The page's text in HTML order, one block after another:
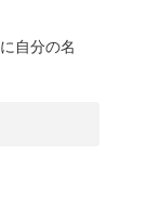
自分の名